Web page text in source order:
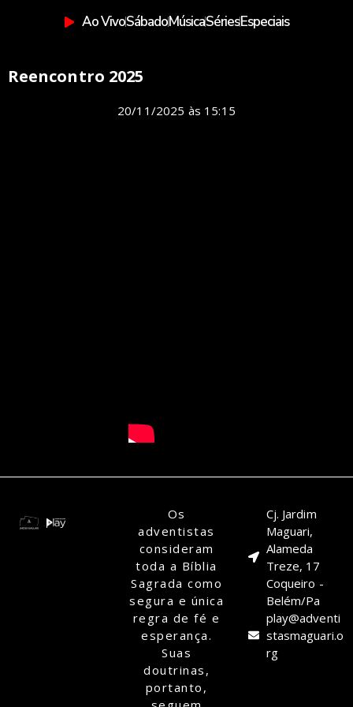
Ao VivoSábadoMúsicaSériesEspeciais
Reencontro 2025
20/11/2025 às 15:15
Os
adventistas
consideram
toda a Bíblia
Sagrada como
segura e única
regra de fé e
esperança.
Suas
doutrinas,
portanto,
Cj. Jardim
Maguari,
Alameda
Treze, 17
Coqueiro -
Belém/Pa
play@adventi
stasmaguari.o
rg